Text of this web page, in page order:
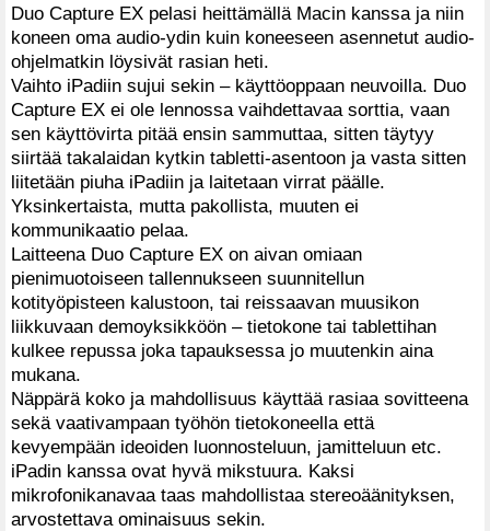
Duo Capture EX pelasi heittämällä Macin kanssa ja niin
koneen oma audio-ydin kuin koneeseen asennetut audio-
ohjelmatkin löysivät rasian heti.
Vaihto iPadiin sujui sekin – käyttöoppaan neuvoilla. Duo
Capture EX ei ole lennossa vaihdettavaa sorttia, vaan
sen käyttövirta pitää ensin sammuttaa, sitten täytyy
siirtää takalaidan kytkin tabletti-asentoon ja vasta sitten
liitetään piuha iPadiin ja laitetaan virrat päälle.
Yksinkertaista, mutta pakollista, muuten ei
kommunikaatio pelaa.
Laitteena Duo Capture EX on aivan omiaan
pienimuotoiseen tallennukseen suunnitellun
kotityöpisteen kalustoon, tai reissaavan muusikon
liikkuvaan demoyksikköön – tietokone tai tablettihan
kulkee repussa joka tapauksessa jo muutenkin aina
mukana.
Näppärä koko ja mahdollisuus käyttää rasiaa sovitteena
sekä vaativampaan työhön tietokoneella että
kevyempään ideoiden luonnosteluun, jamitteluun etc.
iPadin kanssa ovat hyvä mikstuura. Kaksi
mikrofonikanavaa taas mahdollistaa stereoäänityksen,
arvostettava ominaisuus sekin.